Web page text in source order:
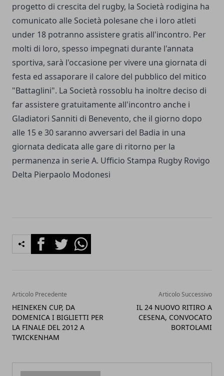
progetto di crescita del rugby, la Società rodigina ha
comunicato alle Società polesane che i loro atleti
under 18 potranno assistere gratis all'incontro. Per
molti di loro, spesso impegnati durante l'annata
sportiva, sarà l'occasione per vivere una giornata di
festa ed assaporare il calore del pubblico del mitico
"Battaglini". La Società rossoblu ha inoltre deciso di
far assistere gratuitamente all'incontro anche i
Gladiatori Sanniti di Benevento, che il giorno dopo
alle 15 e 30 saranno avversari del Badia in una
giornata dedicata alle gare di ritorno per la
permanenza in serie A. Ufficio Stampa Rugby Rovigo
Delta Pierpaolo Modonesi
FacebookTwitterWhatsapp
Articolo Precedente
HEINEKEN CUP, DA
DOMENICA I BIGLIETTI PER
LA FINALE DEL 2012 A
TWICKENHAM
Articolo Successivo
IL 24 NUOVO RITIRO A
CESENA, CONVOCATO
BORTOLAMI